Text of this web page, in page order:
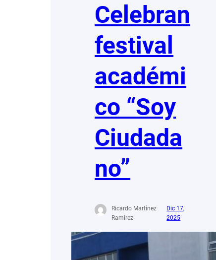
Celebran
festival
académi
co “Soy
Ciudada
no”
Ricardo Martínez
Ramírez
Dic 17,
2025